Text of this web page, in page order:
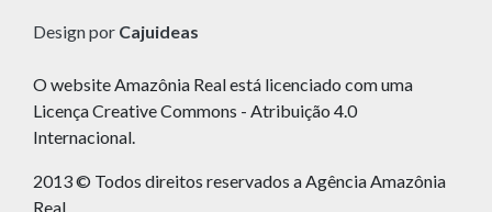
Design por Cajuideas
O website Amazônia Real está licenciado com uma
Licença Creative Commons - Atribuição 4.0
Internacional.
2013 © Todos direitos reservados a Agência Amazônia
Real